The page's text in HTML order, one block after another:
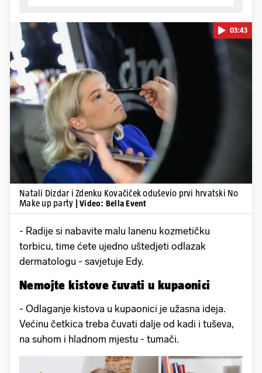
Pokretanje videa...
03:43
Natali Dizdar i Zdenku Kovačiček oduševio prvi hrvatski No
Make up party
| Video: Bella Event
- Radije si nabavite malu lanenu kozmetičku
torbicu, time ćete ujedno uštedjeti odlazak
dermatologu - savjetuje Edy.
Nemojte kistove čuvati u kupaonici
- Odlaganje kistova u kupaonici je užasna ideja.
Većinu četkica treba čuvati dalje od kadi i tuševa,
na suhom i hladnom mjestu - tumači.